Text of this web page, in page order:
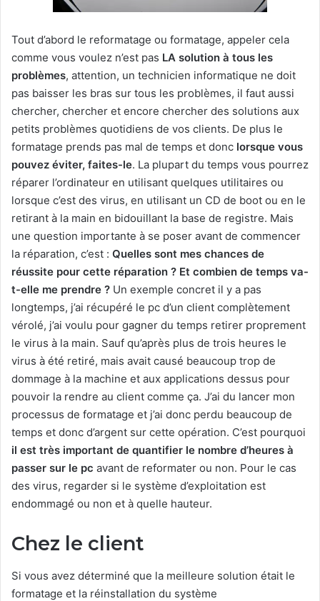
Tout d’abord le reformatage ou formatage, appeler cela
comme vous voulez n’est pas LA solution à tous les
problèmes, attention, un technicien informatique ne doit
pas baisser les bras sur tous les problèmes, il faut aussi
chercher, chercher et encore chercher des solutions aux
petits problèmes quotidiens de vos clients. De plus le
formatage prends pas mal de temps et donc lorsque vous
pouvez éviter, faites-le. La plupart du temps vous pourrez
réparer l’ordinateur en utilisant quelques utilitaires ou
lorsque c’est des virus, en utilisant un CD de boot ou en le
retirant à la main en bidouillant la base de registre. Mais
une question importante à se poser avant de commencer
la réparation, c’est : Quelles sont mes chances de
réussite pour cette réparation ? Et combien de temps va-
t-elle me prendre ? Un exemple concret il y a pas
longtemps, j’ai récupéré le pc d’un client complètement
vérolé, j’ai voulu pour gagner du temps retirer proprement
le virus à la main. Sauf qu’après plus de trois heures le
virus à été retiré, mais avait causé beaucoup trop de
dommage à la machine et aux applications dessus pour
pouvoir la rendre au client comme ça. J’ai du lancer mon
processus de formatage et j’ai donc perdu beaucoup de
temps et donc d’argent sur cette opération. C’est pourquoi
il est très important de quantifier le nombre d’heures à
passer sur le pc avant de reformater ou non. Pour le cas
des virus, regarder si le système d’exploitation est
endommagé ou non et à quelle hauteur.
Chez le client
Si vous avez déterminé que la meilleure solution était le
formatage et la réinstallation du système